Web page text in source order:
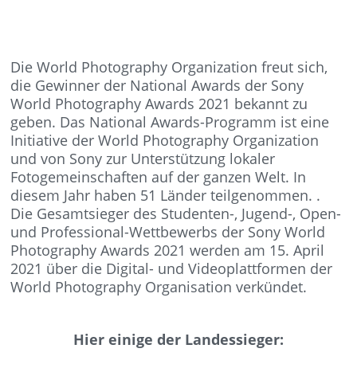
Die World Photography Organization freut sich,
die Gewinner der National Awards der Sony
World Photography Awards 2021 bekannt zu
geben. Das National Awards-Programm ist eine
Initiative der World Photography Organization
und von Sony zur Unterstützung lokaler
Fotogemeinschaften auf der ganzen Welt. In
diesem Jahr haben 51 Länder teilgenommen. .
Die Gesamtsieger des Studenten-, Jugend-, Open-
und Professional-Wettbewerbs der Sony World
Photography Awards 2021 werden am 15. April
2021 über die Digital- und Videoplattformen der
World Photography Organisation verkündet.
Hier einige der Landessieger: